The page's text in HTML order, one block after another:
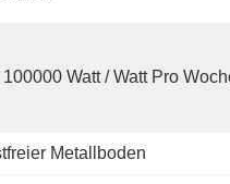
100000 Watt / Watt Pro
Metallboden